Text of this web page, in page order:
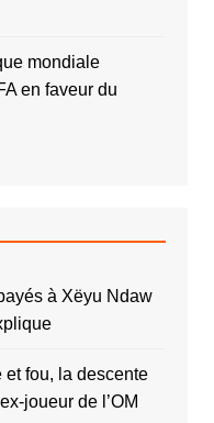
mondiale
en faveur du
à Xëyu Ndaw
et fou, la descente
joueur de l’OM